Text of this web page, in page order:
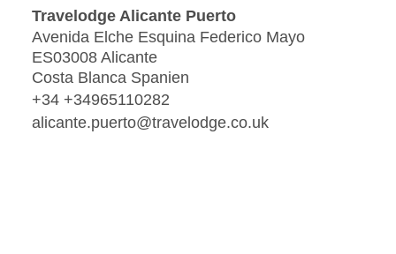
Travelodge Alicante Puerto
Avenida Elche Esquina Federico Mayo
ES03008 Alicante
Costa Blanca Spanien
+34 +34965110282
alicante.puerto@travelodge.co.uk